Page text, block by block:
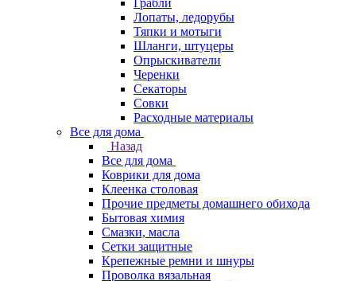
Грабли
Лопаты, ледорубы
Тяпки и мотыги
Шланги, штуцеры
Опрыскиватели
Черенки
Секаторы
Совки
Расходные материалы
Все для дома
Назад
Все для дома
Коврики для дома
Клеенка столовая
Прочие предметы домашнего обихода
Бытовая химия
Смазки, масла
Сетки защитные
Крепежные ремни и шнуры
Проволка вязальная